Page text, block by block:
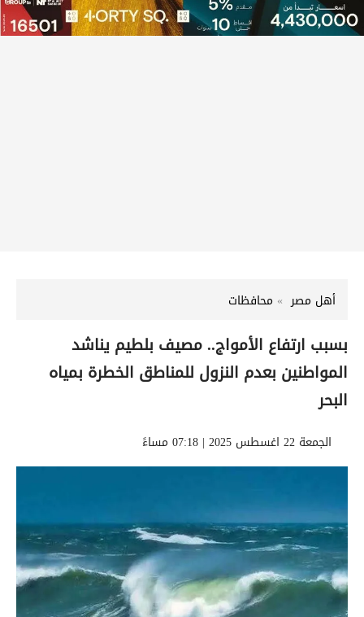
أهل مصر محافظات
بسبب ارتفاع الأمواج.. مصيف بلطيم يناشد
المواطنين بعدم النزول للمناطق الخطرة بمياه
البحر
الجمعة 22 اغسطس 2025 | 07:18 مساءً